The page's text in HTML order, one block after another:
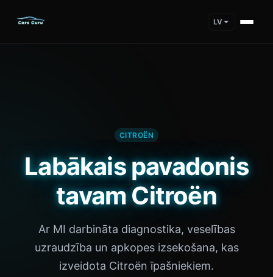
LV
CITROËN
Labākais pavadonis
tavam Citroën
Ar MI darbināta diagnostika, veselības
uzraudzība un apkopes izsekošana, kas
izveidota Citroën īpašniekiem.